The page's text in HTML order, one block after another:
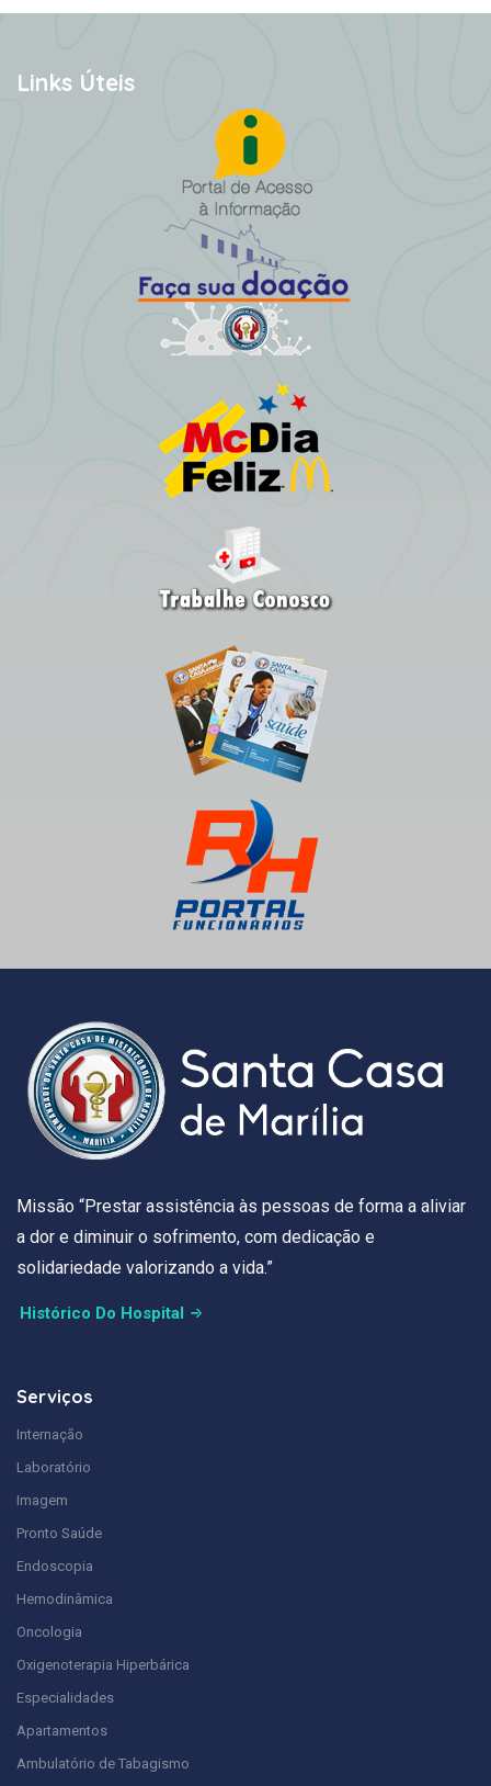
Links Úteis
Missão “Prestar assistência às pessoas de forma a aliviar
a dor e diminuir o sofrimento, com dedicação e
solidariedade valorizando a vida.”
Histórico Do Hospital
Serviços
Internação
Laboratório
Imagem
Pronto Saúde
Endoscopia
Hemodinâmica
Oncologia
Oxigenoterapia Hiperbárica
Especialidades
Apartamentos
Ambulatório de Tabagismo